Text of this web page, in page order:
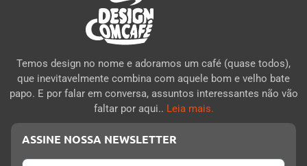
Temos design no nome e adoramos um café (quase todos),
que inevitavelmente combina com aquele bom e velho bate
papo. E por falar em conversa, assuntos interessantes não vão
faltar por aqui.. Leia mais.
ASSINE NOSSA NEWSLETTER